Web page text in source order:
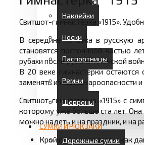
Наклейки
Носки
Паспортницы
Ремни
Шевроны
СУМКИ И РЮКЗАКИ
Дорожные сумки
Свитшот-гимнастёрка «1915».
В середине 19 века в русскую
становятся постоянной частью
рубахи после русско-японской
В 20 веке гимнастерки
заменять из-за пожароопасности
Свитшот-гимнастёрка «1915» с
которому уже больше ста лет.
можно надеть и на праздник, и на
Крой с косым воротом как